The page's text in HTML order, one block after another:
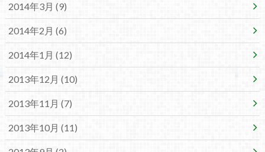
2014年3月 (9)
2014年2月 (6)
2014年1月 (12)
2013年12月 (10)
2013年11月 (7)
2013年10月 (11)